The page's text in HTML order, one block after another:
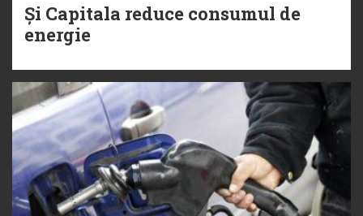
Și Capitala reduce consumul de
energie